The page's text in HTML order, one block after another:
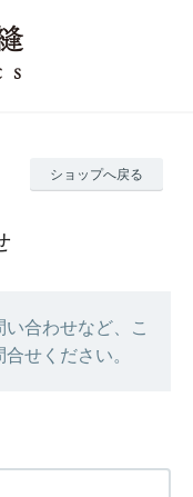
ショップへ戻る
合わせなど、こ
せください。